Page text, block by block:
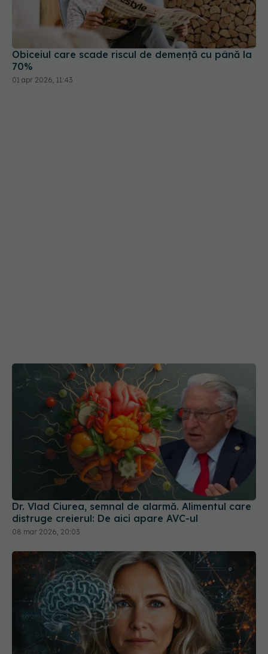
Obiceiul care scade riscul de demență cu până la
70%
01 apr 2026, 11:43
Dr. Vlad Ciurea, semnal de alarmă. Alimentul care
distruge creierul: De aici apare AVC-ul
08 mar 2026, 20:03